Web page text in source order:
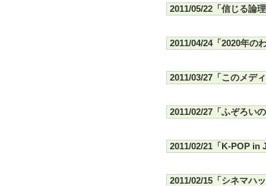
2011/05/22「信じる論
2011/04/24「2020年の
2011/03/27「このメデ
2011/02/27「ふぞろい
2011/02/21「K-POP in
2011/02/15「シネマハ